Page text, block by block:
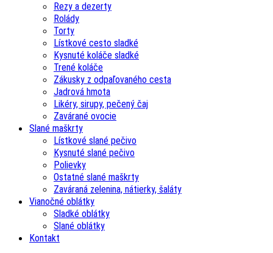
Rezy a dezerty
Rolády
Torty
Lístkové cesto sladké
Kysnuté koláče sladké
Trené koláče
Zákusky z odpaľovaného cesta
Jadrová hmota
Likéry, sirupy, pečený čaj
Zavárané ovocie
Slané maškrty
Lístkové slané pečivo
Kysnuté slané pečivo
Polievky
Ostatné slané maškrty
Zaváraná zelenina, nátierky, šaláty
Vianočné oblátky
Sladké oblátky
Slané oblátky
Kontakt